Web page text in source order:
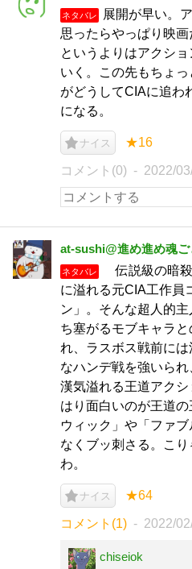
ネタバレ
展開が早い。
思ったらやっぱり映
というよりはアクシ
いく。この先もちょ
がどうしてCIAに追わ
になる。
ナイス ★16
コメント(0) 2022/
at-sushi@進め進め魂ご
ネタバレ
伝説級の暗
に溢れる元CIA工作員
ン」。そんな超人的
ち塞がるモブキャラ
れ、ラスボス戦前に
なハンデ戦を強いら
漢気溢れる王道アク
はり面白いのが王道
ウィック」や「ファ
なくブッ刺さる。こ
わ。
ナイス ★64
コメント(1) 2022/
chiseiok